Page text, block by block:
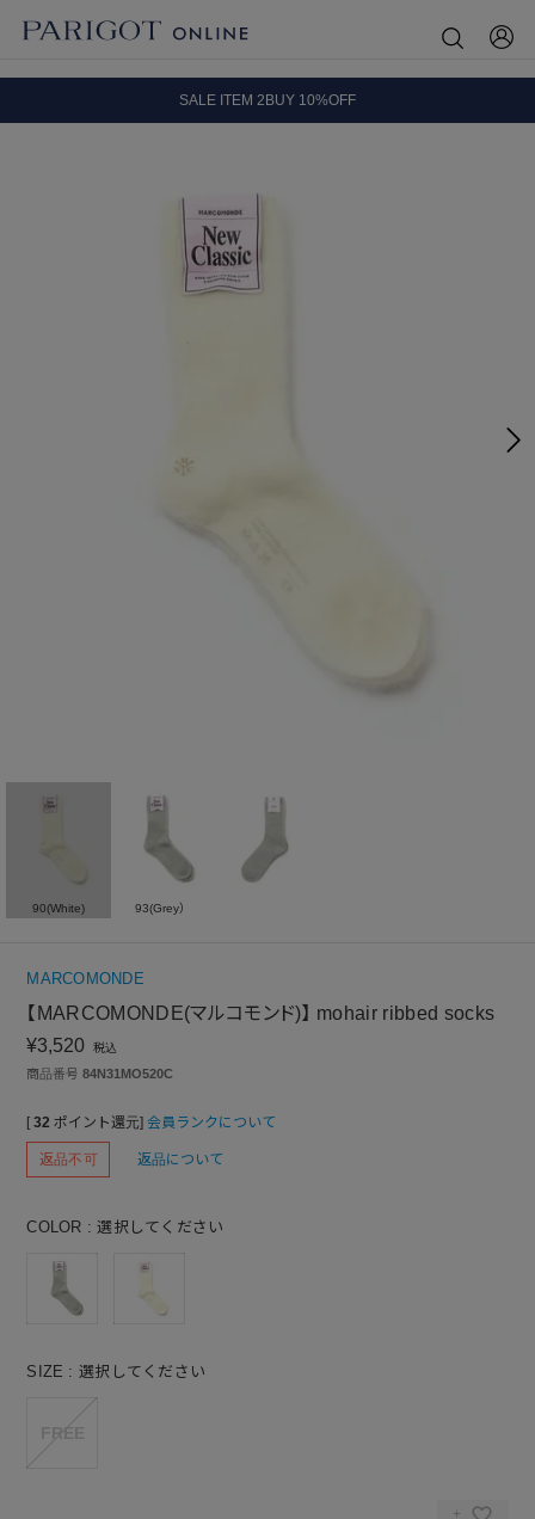
SALE ITEM 2BUY 10%OFF
8.5 wedに会員プログラムが生まれ変わります！
90(White) 93(Grey）
MARCOMONDE
【MARCOMONDE(マルコモンド)】 mohair ribbed socks
¥3,520 税込
商品番号 84N31MO520C
[ 32 ポイント還元] 会員ランクについて
返品不可 返品について
COLOR 選択してください
SIZE 選択してください